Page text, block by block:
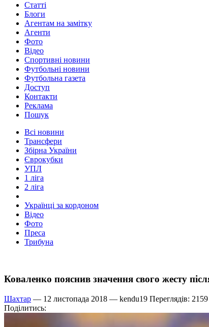
Статті
Блоги
Агентам на замітку
Агенти
Фото
Відео
Спортивні новини
Футбольні новини
Футбольна газета
Доступ
Контакти
Реклама
Пошук
Всі новини
Трансфери
Збірна України
Єврокубки
УПЛ
1 ліга
2 ліга
Українці за кордоном
Відео
Фото
Преса
Трибуна
Коваленко пояснив значення свого жесту
Шахтар — 12 листопада 2018 — kendu19 Переглядів: 2159
Поділитись: